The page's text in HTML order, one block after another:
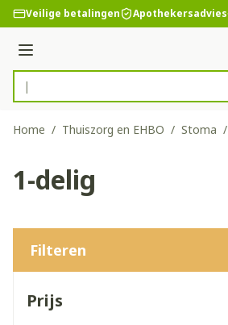
Ga naar de inhoud
Veilige betalingen Apothekersadvies
Menu
Product, merk, categorie...
Home / Thuiszorg en EHBO / Stoma /
1-delig
Filteren
Prijs